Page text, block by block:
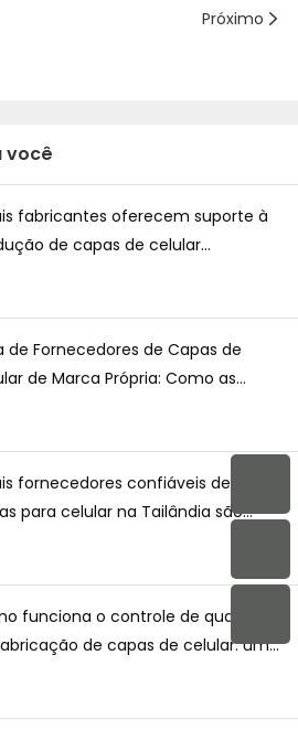
Próximo
você
fabricantes oferecem suporte à
de capas de celular
de Fornecedores de Capas de
de Marca Própria: Como as
fornecedores confiáveis ​​de
para celular na Tailândia são
funciona o controle de qualidade
de capas de celular: um